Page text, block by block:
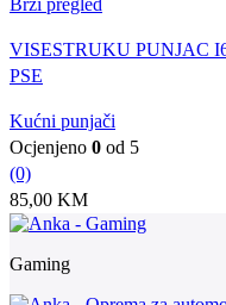
VISESTRUKU PUNJAC
PSE
Kućni punjači
Ocjenjeno 0 od 5
(0)
85,00 KM
Gaming